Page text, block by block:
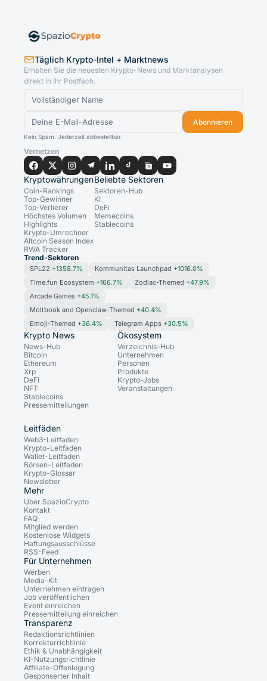
Täglich Krypto-Intel + Marktnews
Erhalten Sie die neuesten Krypto-News und Marktanalysen
direkt in Ihr Postfach.
Abonnieren
Kein Spam. Jederzeit abbestellbar.
Vernetzen
Kryptowährungen
Coin-Rankings
Top-Gewinner
Top-Verlierer
Höchstes Volumen
Highlights
Krypto-Umrechner
Altcoin Season Index
RWA Tracker
Beliebte Sektoren
Sektoren-Hub
KI
DeFi
Memecoins
Stablecoins
Trend-Sektoren
SPL22 +1358.7% Kommunitas Launchpad +1016.0%
Time.fun Ecosystem +166.7% Zodiac-Themed +47.9%
Arcade Games +45.1%
Moltbook and Openclaw-Themed +40.4%
Emoji-Themed +36.4% Telegram Apps +30.5%
Krypto News
News-Hub
Bitcoin
Ethereum
Xrp
DeFi
NFT
Stablecoins
Pressemitteilungen
Ökosystem
Verzeichnis-Hub
Unternehmen
Personen
Produkte
Krypto-Jobs
Veranstaltungen
Leitfäden
Web3-Leitfaden
Krypto-Leitfaden
Wallet-Leitfaden
Börsen-Leitfaden
Krypto-Glossar
Newsletter
Mehr
Über SpazioCrypto
Kontakt
FAQ
Mitglied werden
Kostenlose Widgets
Haftungsausschlüsse
RSS-Feed
Für Unternehmen
Werben
Media-Kit
Unternehmen eintragen
Job veröffentlichen
Event einreichen
Pressemitteilung einreichen
Transparenz
Redaktionsrichtlinien
Korrekturrichtlinie
Ethik & Unabhängigkeit
KI-Nutzungsrichtlinie
Affiliate-Offenlegung
Gesponserter Inhalt